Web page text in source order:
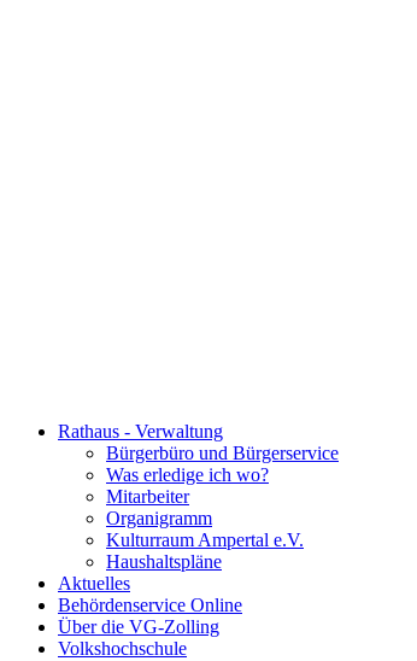
Rathaus - Verwaltung
Bürgerbüro und Bürgerservice
Was erledige ich wo?
Mitarbeiter
Organigramm
Kulturraum Ampertal e.V.
Haushaltspläne
Aktuelles
Behördenservice Online
Über die VG-Zolling
Volkshochschule